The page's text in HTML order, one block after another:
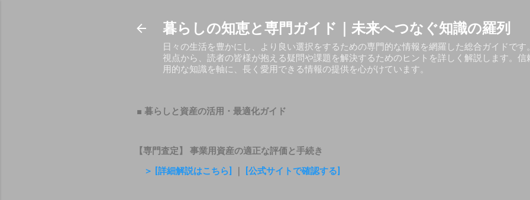
暮らしの知恵と専門ガイド｜未来へつなぐ知識の羅列
日々の生活を豊かにし、より良い選択をするための専門的な情報を網羅した総合ガイドです
視点から、読者の皆様が抱える疑問や課題を解決するためのヒントを詳しく解説します。信
用的な知識を軸に、長く愛用できる情報の提供を心がけています。
■ 暮らしと資産の活用・最適化ガイド
【専門査定】 事業用資産の適正な評価と手続き
＞ [詳細解説はこちら]
[公式サイトで確認する]